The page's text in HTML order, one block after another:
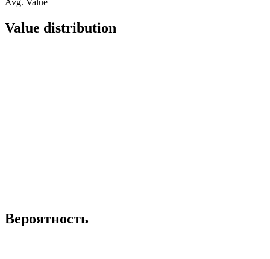
Value distribution
Вероятность